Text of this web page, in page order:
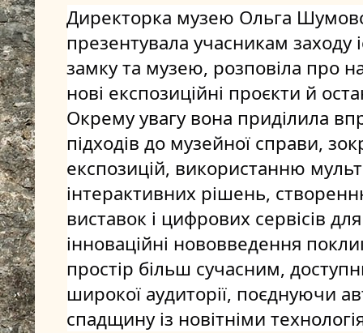
Директорка музею Ольга
презентувала учасникам заходу
замку та музею, розповіла про
нові експозиційні проєкти й
Окрему увагу вона приділила
підходів до музейної справи,
експозицій, використанню
інтерактивних рішень,
виставок і цифрових сервісів для
інноваційні нововведення
простір більш сучасним,
широкої аудиторії, поєднуючи
спадщину із новітніми